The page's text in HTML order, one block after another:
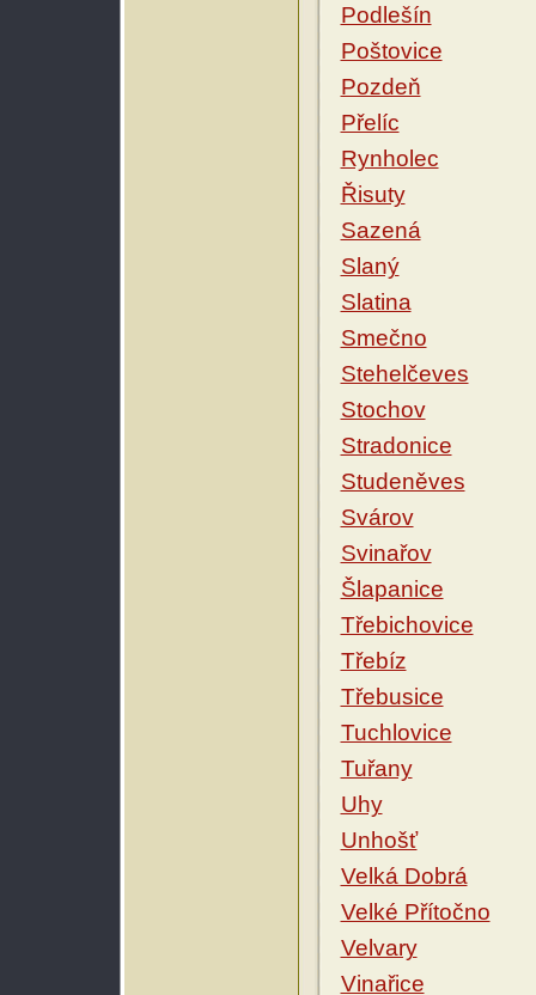
Podlešín
Poštovice
Pozdeň
Přelíc
Rynholec
Řisuty
Sazená
Slaný
Slatina
Smečno
Stehelčeves
Stochov
Stradonice
Studeněves
Svárov
Svinařov
Šlapanice
Třebichovice
Třebíz
Třebusice
Tuchlovice
Tuřany
Uhy
Unhošť
Velká Dobrá
Velké Přítočno
Velvary
Vinařice